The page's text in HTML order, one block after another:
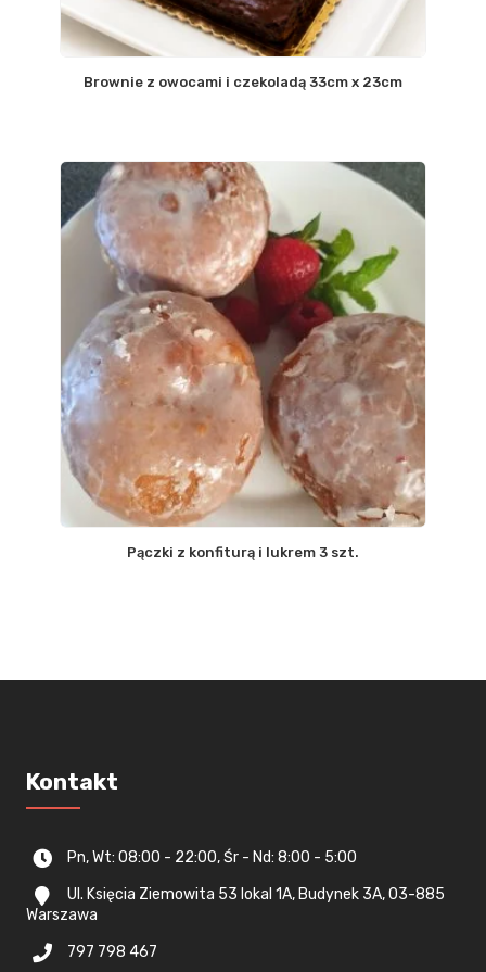
Brownie z owocami i czekoladą 33cm x 23cm
Pączki z konfiturą i lukrem 3 szt.
Kontakt
Pn, Wt: 08:00 - 22:00, Śr - Nd: 8:00 - 5:00
Ul. Księcia Ziemowita 53 lokal 1A, Budynek 3A, 03-885
Warszawa
797 798 467